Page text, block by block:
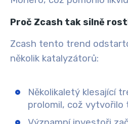
Proč Zcash tak silně
Zcash tento trend
několik katalyzátorů:
Několikaletý klesající
prolomil, což vytvořilo